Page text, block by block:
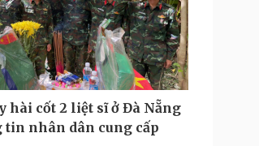
hài cốt 2 liệt sĩ ở Đà Nẵng
tin nhân dân cung cấp